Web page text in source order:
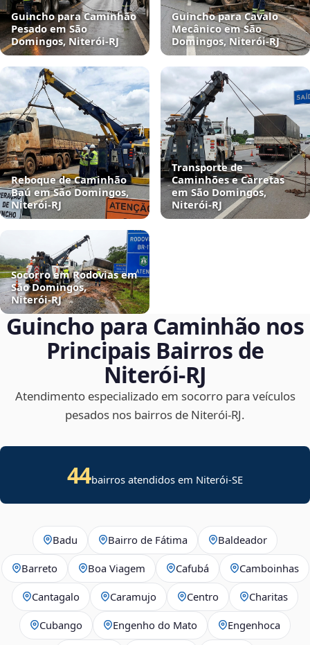
Guincho para Caminhão
Pesado em São
Domingos, Niterói‑RJ
Guincho para Cavalo
Mecânico em São
Domingos, Niterói‑RJ
Reboque de Caminhão
Baú em São Domingos,
Niterói‑RJ
Transporte de
Caminhões e Carretas
em São Domingos,
Niterói‑RJ
Socorro em Rodovias em
São Domingos,
Niterói‑RJ
Guincho para Caminhão nos
Principais Bairros de
Niterói‑RJ
Atendimento especializado em socorro para veículos
pesados nos bairros de Niterói‑RJ.
44bairros atendidos em Niterói-SE
Badu Bairro de Fátima Baldeador
Barreto Boa Viagem Cafubá Camboinhas
Cantagalo Caramujo Centro Charitas
Cubango Engenho do Mato Engenhoca